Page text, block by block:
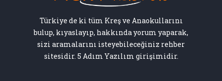
Türkiye de ki tüm Kreş ve Anaokullarını
bulup, kıyaslayıp, hakkında yorum yaparak,
sizi aramalarını isteyebileceğiniz rehber
sitesidir. 5 Adım Yazılım girişimidir.